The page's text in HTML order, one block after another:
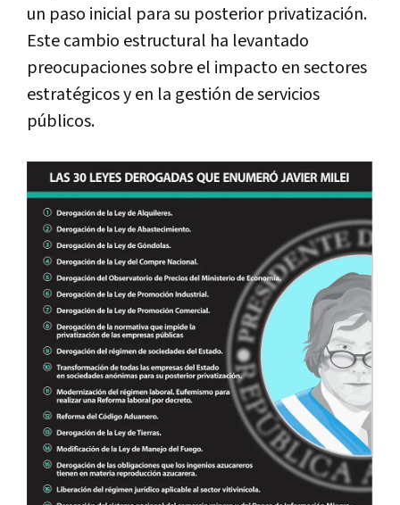
un paso inicial para su posterior privatización.
Este cambio estructural ha levantado
preocupaciones sobre el impacto en sectores
estratégicos y en la gestión de servicios
públicos.